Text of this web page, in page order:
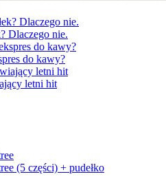
Dlaczego nie.
do kawy?
letni hit
(5 części) + pudełko